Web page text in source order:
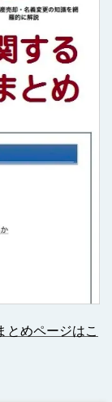
とめページはこ